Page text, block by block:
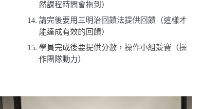
然課程時間會拖到）
講完後要用三明治回饋法提供回饋（這樣才
能達成有效的回饋）
學員完成後要提供分數，操作小組競賽（操
作團隊動力）